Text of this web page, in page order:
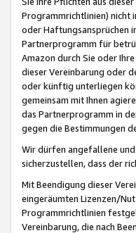
Programmrichtlinien) nicht
oder Haftungsansprüchen
Partnerprogramm für
Amazon durch Sie oder
dieser Vereinbarung oder
oder künftig unterliegen
gemeinsam mit Ihnen
das Partnerprogramm in
gegen die Bestimmungen
Wir dürfen angefallene
sicherzustellen, dass der
Mit Beendigung dieser
eingeräumten Lizenzen/
Programmrichtlinien
Vereinbarung, die nach